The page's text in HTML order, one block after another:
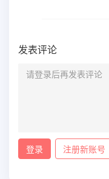
发表评论
登录 注册新账号